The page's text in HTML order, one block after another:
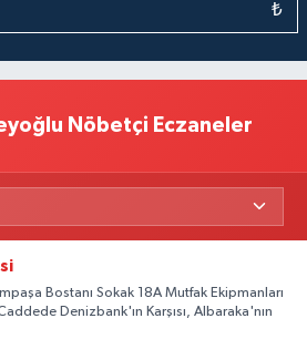
₺
Nöbetçi Eczaneler
Bostanı Sokak 18A Mutfak Ekipmanları
Denizbank'ın Karşısı, Albaraka'nın